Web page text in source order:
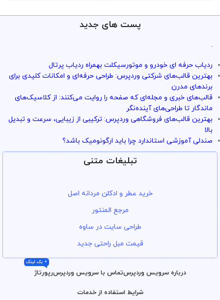
پست های جدید
.
ردیاب حرفه ای خودرو و موتورسیکلت بهمراه ردیاب پرتال
بهترین قالب‌های شرکتی وردپرس: طراحی حرفه‌ای و امکانات کلیدی برای
برندهای مدرن
قالب‌های خبری و مجله‌ای که صفحه را روایت می‌کنند: از کلاسیک‌های
ماندگار تا طراحی‌های آینده‌نگر
بهترین قالب‌های فروشگاهی وردپرس: ترکیبی از زیبایی، سرعت و تبدیل
بالا
صندلی آموزشی استاندارد چرا باید ارگونومیک باشد؟
تبلیغات متنی
خرید عطر و ادکلن مردانه اصل
مرجع المنتور
طراحی سایت در ساوه
قیمت مبل راحتی جدید
درباره سرویس وردپرستماس با سرویس وردپرسرپورتاژ
+ بک لینک
شرایط استفاده از خدمات